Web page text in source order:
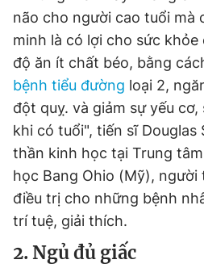
não cho người cao tuổi mà
minh là có lợi cho sức
độ ăn ít chất béo, bằng
bệnh tiểu đường loại 2,
đột quỵ. và giảm sự yếu
khi có tuổi", tiến sĩ Douglas
thần kinh học tại Trung
học Bang Ohio (Mỹ), người
điều trị cho những bệnh
trí tuệ, giải thích.
2. Ngủ đủ giấc